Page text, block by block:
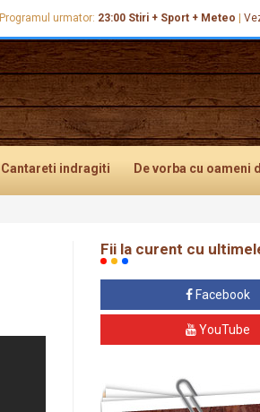
Programul urmator: 23:00 Stiri + Sport + Meteo
Cantareti indragiti De vorba cu oameni
Fii la curent cu
Facebook
YouTube